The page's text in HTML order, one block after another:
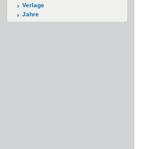
Verlage
Jahre